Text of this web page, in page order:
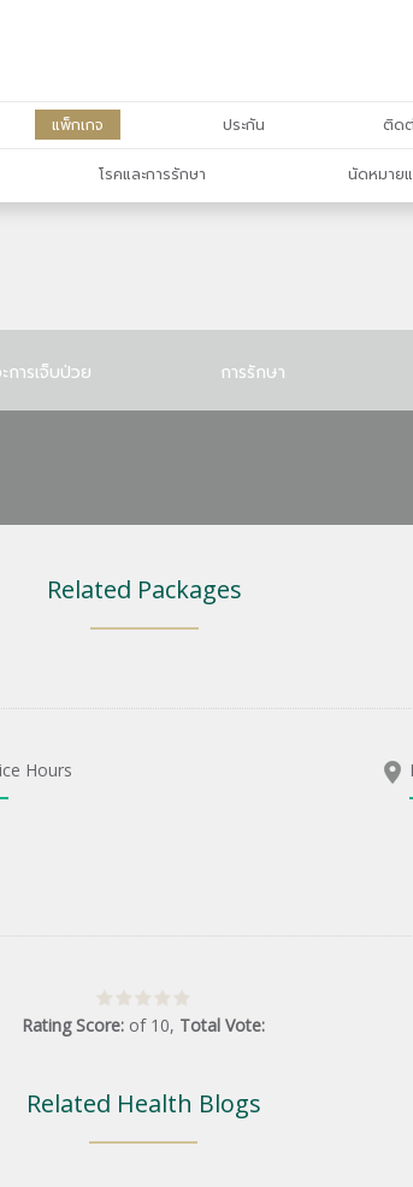
แพ็กเกจ ประกัน ติดต่
โรคและการรักษา นัดหมาย
การเจ็บป่วย การรักษา
Related Packages
Hours
Rating Score: of 10, Total Vote:
Related Health Blogs